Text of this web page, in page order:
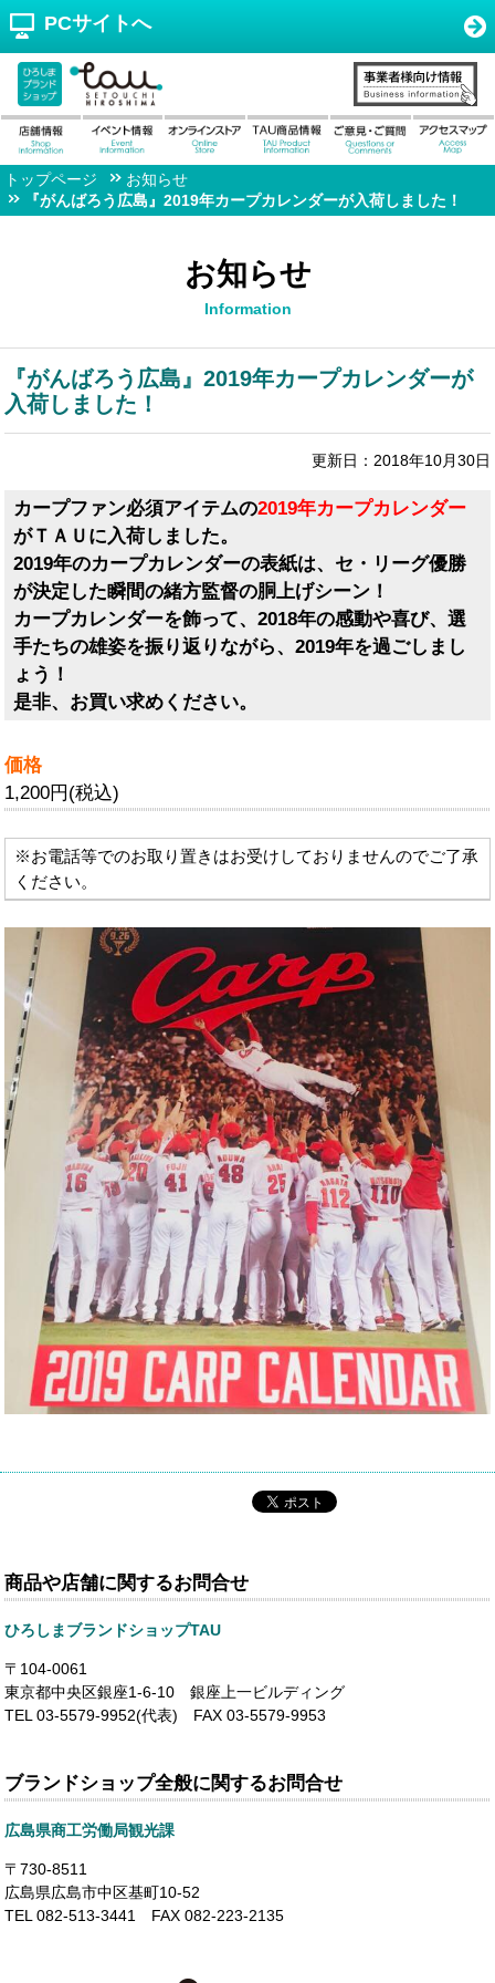
PCサイトへ
トップページ
お知らせ
『がんばろう広島』2019年カープカレンダーが入荷しました！
お知らせ
Information
『がんばろう広島』2019年カープカレンダーが
入荷しました！
更新日：2018年10月30日
カープファン必須アイテムの2019年カープカレンダー
がＴＡＵに入荷しました。
2019年のカープカレンダーの表紙は、セ・リーグ優勝
が決定した瞬間の緒方監督の胴上げシーン！
カープカレンダーを飾って、2018年の感動や喜び、選
手たちの雄姿を振り返りながら、2019年を過ごしまし
ょう！
是非、お買い求めください。
価格
1,200円(税込)
※お電話等でのお取り置きはお受けしておりませんのでご了承
ください。
商品や店舗に関するお問合せ
ひろしまブランドショップTAU
〒104-0061
東京都中央区銀座1-6-10 銀座上一ビルディング
TEL 03-5579-9952(代表) FAX 03-5579-9953
ブランドショップ全般に関するお問合せ
広島県商工労働局観光課
〒730-8511
広島県広島市中区基町10-52
TEL 082-513-3441 FAX 082-223-2135